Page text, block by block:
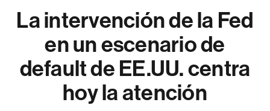
La intervención de la Fed
en un escenario de
default de EE.UU. centra
hoy la atención